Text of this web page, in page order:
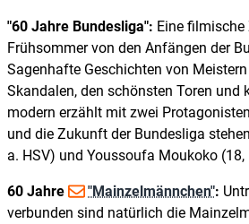
"60 Jahre Bundesliga": Eine
Frühsommer von den Anfängen der
Sagenhafte Geschichten von
Skandalen, den schönsten Toren und
modern erzählt mit zwei
und die Zukunft der Bundesliga
a. HSV) und Youssoufa Moukoko (18,
60 Jahre "Mainzelmännchen":
verbunden sind natürlich die